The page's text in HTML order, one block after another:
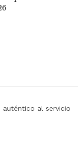
auténtico al servicio